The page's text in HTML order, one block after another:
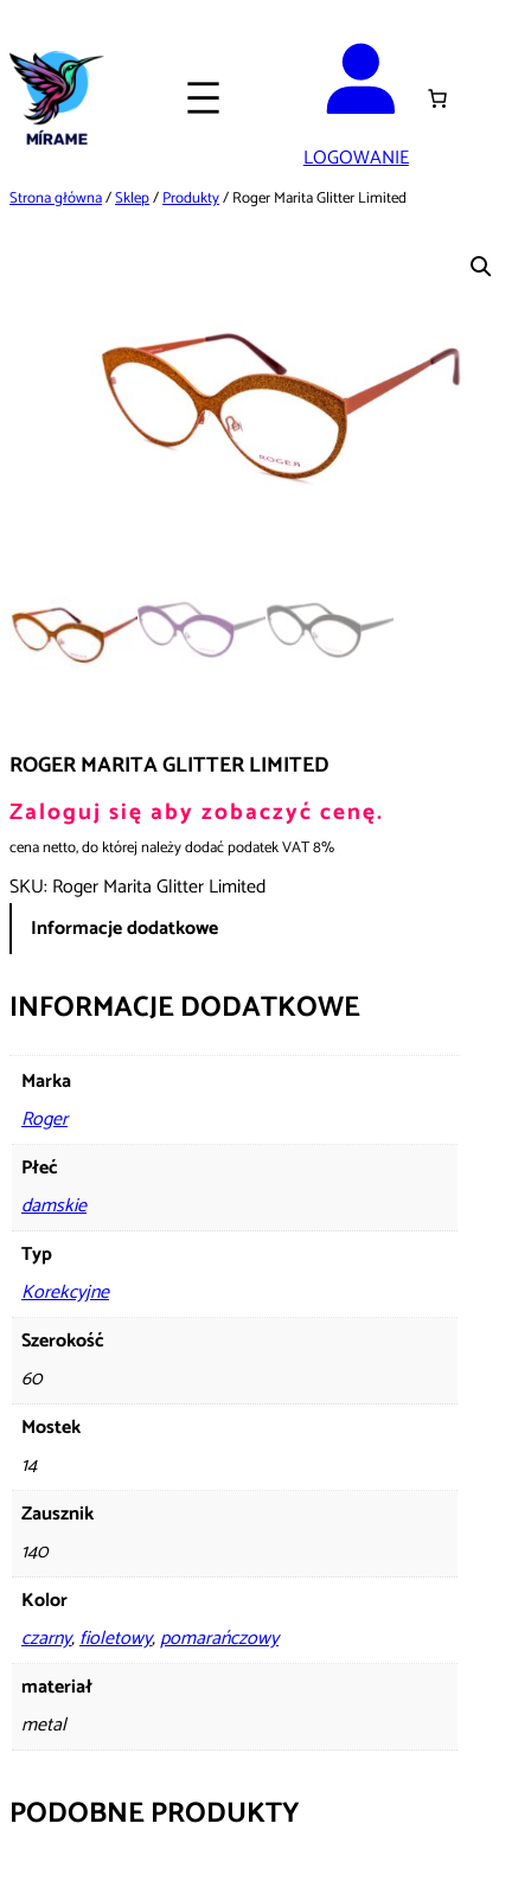
do
treści
LOGOWANIE
Strona główna/Sklep/Produkty/ Roger Marita Glitter Limited
ROGER MARITA GLITTER LIMITED
Zaloguj się aby zobaczyć cenę.
cena netto, do której należy dodać podatek VAT 8%
SKU: Roger Marita Glitter Limited
Informacje dodatkowe
INFORMACJE DODATKOWE
Marka
Roger
Płeć
damskie
Typ
Korekcyjne
Szerokość
60
Mostek
14
Zausznik
140
Kolor
czarny,fioletowy,pomarańczowy
materiał
metal
PODOBNE PRODUKTY